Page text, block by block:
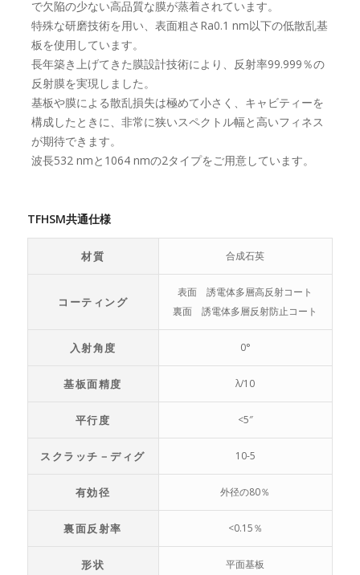
で欠陥の少ない高品質な膜が蒸着されています。
特殊な研磨技術を用い、表面粗さRa0.1 nm以下の低散乱基
板を使用しています。
長年築き上げてきた膜設計技術により、反射率99.999％の
反射膜を実現しました。
基板や膜による散乱損失は極めて小さく、キャビティーを
構成したときに、非常に狭いスペクトル幅と高いフィネス
が期待できます。
波長532 nmと1064 nmの2タイプをご用意しています。
TFHSM共通仕様
材質 合成石英
コーティング
表面 誘電体多層高反射コート
裏面 誘電体多層反射防止コート
入射角度 0°
基板面精度 λ/10
平行度 <5″
スクラッチ－ディグ 10-5
有効径 外径の80％
裏面反射率 <0.15％
形状 平面基板